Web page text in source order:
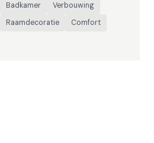
Badkamer
Verbouwing
Raamdecoratie
Comfort